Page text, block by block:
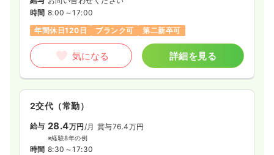
時間 8:00～17:00
年間休日120日
ブランク可 第二新卒可
気になる 詳細を見る
2交代（常勤）
給与 28.4万円/月 賞与76.4万円
※経験8年の例
時間 8:30～17:30